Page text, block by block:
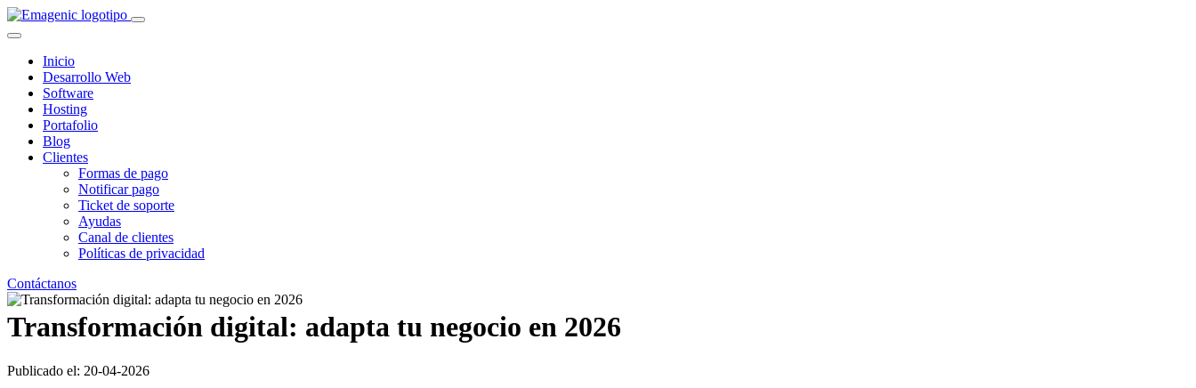
Inicio
Desarrollo Web
Software
Hosting
Portafolio
Blog
Clientes
Formas de pago
Notificar pago
Ticket de soporte
Ayudas
Canal de clientes
Políticas de privacidad
Contáctanos
Transformación digital: adapta tu negocio en 2026
Publicado el: 20-04-2026